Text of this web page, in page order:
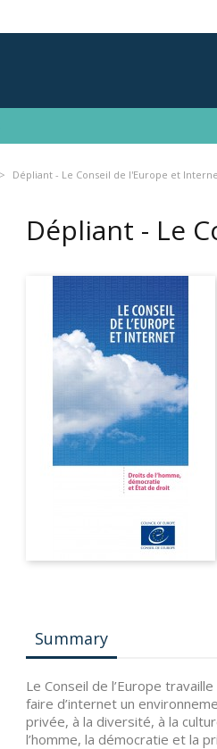
Dépliant - Le Conseil de l'Europe et
Dépliant - Le
Summary
Le Conseil de l’Europe
faire d’internet un
privée, à la diversité, à la
l’homme, la démocratie et la